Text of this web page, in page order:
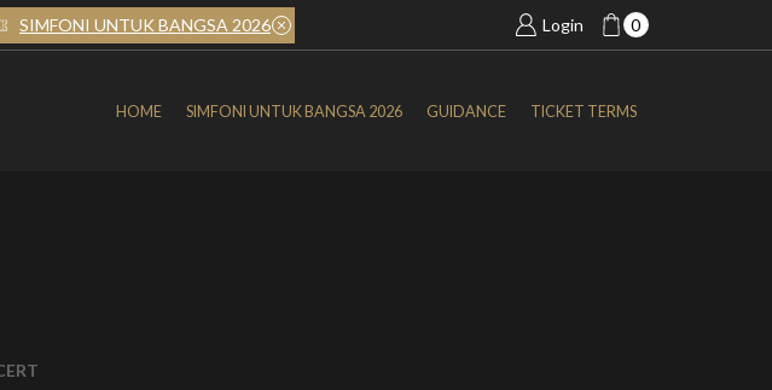
SIMFONI UNTUK BANGSA 2026 SIMFONI UNTUK BANGSA 2026
Login 0
HOME SIMFONI UNTUK BANGSA 2026 GUIDANCE TICKET TERMS